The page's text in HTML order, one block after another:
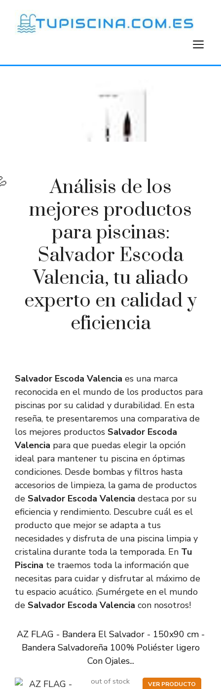
contenido
Análisis de los
mejores productos
para piscinas:
Salvador Escoda
Valencia, tu aliado
experto en calidad y
eficiencia
Salvador Escoda Valencia es una marca
reconocida en el mundo de los productos para
piscinas por su calidad y durabilidad. En esta
reseña, te presentaremos una comparativa de
los mejores productos Salvador Escoda
Valencia para que puedas elegir la opción
ideal para mantener tu piscina en óptimas
condiciones. Desde bombas y filtros hasta
accesorios de limpieza, la gama de productos
de Salvador Escoda Valencia destaca por su
eficiencia y rendimiento. Descubre cuál es el
producto que mejor se adapta a tus
necesidades y disfruta de una piscina limpia y
cristalina durante toda la temporada. En Tu
Piscina te traemos toda la información que
necesitas para cuidar y disfrutar al máximo de
tu espacio acuático. ¡Sumérgete en el mundo
de Salvador Escoda Valencia con nosotros!
AZ FLAG - Bandera El Salvador - 150x90 cm -
Bandera Salvadoreña 100% Poliéster ligero
Con Ojales...
out of stock VER PRODUCTO